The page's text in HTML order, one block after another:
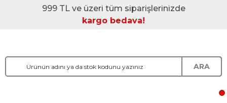
999 TL ve üzeri tüm siparişlerinizde
kargo bedava!
ARA